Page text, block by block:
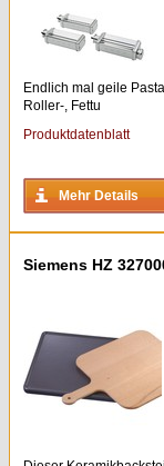
Endlich mal geile
Roller-, Fettu
Produktdatenblatt
Mehr Details
Siemens HZ